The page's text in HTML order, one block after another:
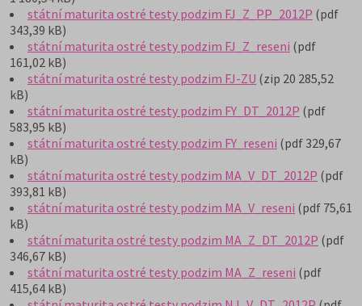
státní maturita ostré testy podzim FJ_Z_PP_2012P (pdf
343,39 kB)
státní maturita ostré testy podzim FJ_Z_reseni (pdf
161,02 kB)
státní maturita ostré testy podzim FJ-ZU (zip 20 285,52
kB)
státní maturita ostré testy podzim FY_DT_2012P (pdf
583,95 kB)
státní maturita ostré testy podzim FY_reseni (pdf 329,67
kB)
státní maturita ostré testy podzim MA_V_DT_2012P (pdf
393,81 kB)
státní maturita ostré testy podzim MA_V_reseni (pdf 75,61
kB)
státní maturita ostré testy podzim MA_Z_DT_2012P (pdf
346,67 kB)
státní maturita ostré testy podzim MA_Z_reseni (pdf
415,64 kB)